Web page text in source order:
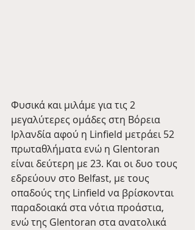
Φυσικά και μιλάμε για τις 2
μεγαλύτερες ομάδες στη Βόρεια
Ιρλανδία αφού η Linfield μετράει 52
πρωταθλήματα ενώ η Glentoran
είναι δεύτερη με 23. Και οι δυο τους
εδρεύουν στο Belfast, με τους
οπαδούς της Linfield να βρίσκονται
παραδοιακά στα νότια προάστια,
ενώ της Glentoran στα ανατολικά